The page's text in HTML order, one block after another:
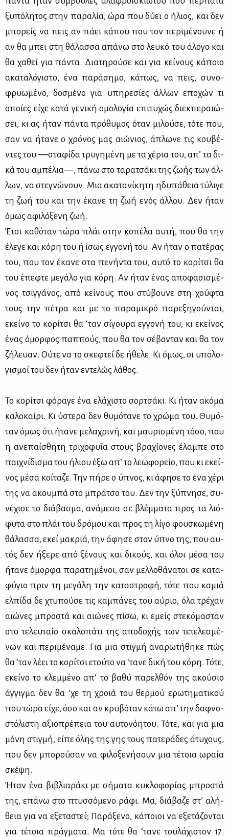
ξυ­πό­λη­τος στην πα­ρα­λία, ώρα που δύ­ει ο ήλιος, και δεν
μπο­ρείς να πεις αν πά­ει κά­που που τον πε­ρι­μέ­νου­νε ή
αν θα μπει στη θά­λασ­σα απά­νω στο λευ­κό του άλο­γο και
θα χα­θεί για πά­ντα. Δια­τη­ρού­σε και για κεί­νους κά­ποιο
ακα­τα­λό­γι­στο, ένα πα­ρά­ση­μο, κά­πως, να πεις, συ­νο­
φρυω­μέ­νο, δο­σμέ­νο για υπη­ρε­σί­ες άλ­λων επο­χών τι
οποί­ες εί­χε κα­τά γε­νι­κή ομο­λο­γία επι­τυ­χώς διεκ­πε­ραιώ­
σει, κι ας ήταν πά­ντα πρό­θυ­μος όταν μι­λού­σε, τό­τε που,
σαν να ήτα­νε ο χρό­νος μας αιώ­νιος, άπλω­νε τις κου­βέ­
ντες του ―στα­φί­δα τρυ­γη­μέ­νη με τα χέ­ρια του, απ’ τα δι­
κά του αμπέ­λια―, πά­νω στο τα­ρα­τσά­κι της ζω­ής των άλ­
λων, να στε­γνώ­νουν. Μια ακα­τα­νί­κη­τη ηδυ­πά­θεια τύ­λι­γε
τη ζωή του και την έκα­νε τη ζωή ενός άλ­λου. Δεν ήταν
όμως αφι­λό­ξε­νη ζωή.
Έτσι κα­θό­ταν τώ­ρα πλάι στην κο­πέ­λα αυ­τή, που θα την
έλε­γε και κό­ρη του ή ίσως εγ­γο­νή του. Αν ήταν ο πα­τέ­ρας
του, που τον έκα­νε στα πε­νή­ντα του, αυ­τό το κο­ρί­τσι θα
του έπε­φτε με­γά­λο για κό­ρη. Αν ήταν ένας απο­φα­σι­σμέ­
νος τσιγ­γά­νος, από κεί­νους που στύ­βου­νε στη χού­φτα
τους την πέ­τρα και με το πα­ρα­μι­κρό πα­ρε­ξη­γού­νται,
εκεί­νο το κο­ρί­τσι θα ‘ταν σί­γου­ρα εγ­γο­νή του, κι εκεί­νος
ένας όμορ­φος παπ­πούς, που θα τον σέ­βο­νταν και θα τον
ζή­λευαν. Ού­τε να το σκε­φτεί δε ήθε­λε. Κι όμως, οι υπο­λο­
γι­σμοί του δεν ήταν εντε­λώς λά­θος.
Το κο­ρί­τσι φό­ρα­γε ένα ελά­χι­στο σορ­τσά­κι. Κι ήταν ακό­μα
κα­λο­καί­ρι. Κι ύστε­ρα δεν θυ­μό­τα­νε το χρώ­μα του. Θυ­μό­
ταν όμως ότι ήτα­νε με­λα­χρι­νή, και μαυ­ρι­σμέ­νη τό­σο, που
η ανε­παί­σθη­τη τρι­χο­φυ­ΐα στους βρα­χί­ο­νες έλα­μπε στο
παι­χνί­δι­σμα του ήλιου έξω απ’ το λε­ω­φο­ρείο, που κι εκεί­
νος μέ­σα κοί­τα­ζε. Την πή­ρε ο ύπνος, κι άφη­σε το ένα χέ­ρι
της να ακου­μπά στο μπρά­τσο του. Δεν την ξύ­πνη­σε, συ­
νέ­χι­σε το διά­βα­σμα, ανά­με­σα σε βλέμ­μα­τα προς τα λιό­
φυ­τα στο πλάι του δρό­μου και προς τη λί­γο φου­σκω­μέ­νη
θά­λασ­σα, εκεί μα­κριά, την άφη­σε στον ύπνο της, που αυ­
τός δεν ήξε­ρε από ξέ­νους και δι­κούς, και όλοι μέ­σα του
ήτα­νε όμορ­φα πα­ρα­τη­μέ­νοι, σαν μελ­λο­θά­να­τοι σε κα­τα­
φύ­γιο πριν τη με­γά­λη την κα­τα­στρο­φή, τό­τε που κα­μιά
ελ­πί­δα δε χτυ­πού­σε τις κα­μπά­νες του αύ­ριο, όλα τρέ­χαν
αιώ­νες μπρο­στά και αιώ­νες πί­σω, κι εμείς στε­κό­μα­σταν
στο τε­λευ­ταίο σκα­λο­πά­τι της απο­δο­χής των τε­τε­λε­σμέ­
νων και πε­ρι­μέ­να­με. Για μια στιγ­μή ανα­ρω­τή­θη­κε πώς
θα ‘ταν λέ­ει το κο­ρί­τσι ετού­το να ‘τα­νε δι­κή του κό­ρη. Τό­τε,
εκεί­νο το κλεμ­μέ­νο απ’ το βα­θύ πα­ρελ­θόν της ακού­σιο
άγ­γιγ­μα δεν θα ‘χε τη χροιά του θερ­μού ερω­τη­μα­τι­κού
που τώ­ρα εί­χε, όσο και αν κρυ­βό­ταν κά­τω απ’ την δαφ­νο­
στό­λι­στη αξιο­πρέ­πεια του αυ­το­νό­η­του. Τό­τε, και για μια
μό­νη στιγ­μή, εί­πε όλης της γης τους πα­τε­ρά­δες άτυ­χους,
που δεν μπο­ρού­σαν να φι­λο­ξε­νή­σουν μια τέ­τοια ωραία
σκέ­ψη.
Ήταν ένα βι­βλια­ρά­κι με σή­μα­τα κυ­κλο­φο­ρί­ας μπρο­στά
της, επά­νω στο πτυσ­σό­με­νο ρά­φι. Μα, διά­βα­ζε στ’ αλή­
θεια για να εξε­τα­στεί; Πα­ρά­ξε­νο, κά­ποιοι να εξε­τά­ζο­νται
για τέ­τοια πράγ­μα­τα. Μα τό­τε θα ‘τα­νε του­λά­χι­στον 17.